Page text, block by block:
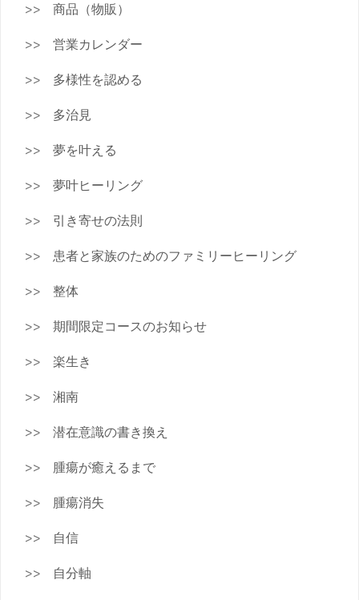
商品（物販）
営業カレンダー
多様性を認める
多治見
夢を叶える
夢叶ヒーリング
引き寄せの法則
患者と家族のためのファミリーヒーリング
整体
期間限定コースのお知らせ
楽生き
湘南
潜在意識の書き換え
腫瘍が癒えるまで
腫瘍消失
自信
自分軸